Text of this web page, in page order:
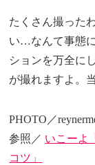
たくさん撮った
い…なんて事態
ションを万全に
が撮れますよ。
PHOTO／
参照／ いこーよ
コツ」